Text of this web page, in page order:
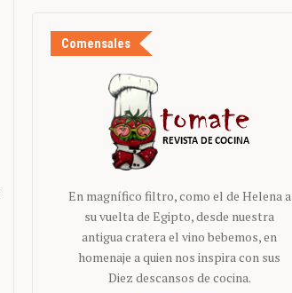
Comensales
En magnífico filtro, como el de Helena a
su vuelta de Egipto, desde nuestra
antigua cratera el vino bebemos, en
homenaje a quien nos inspira con sus
Diez descansos de cocina.